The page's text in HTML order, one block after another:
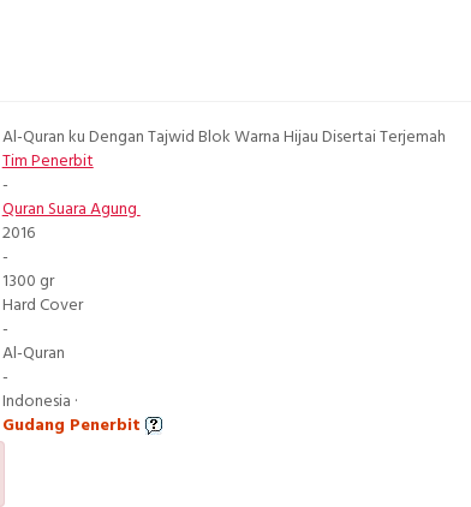
Al-Quran ku Dengan Tajwid Blok Warna Hijau Disertai Terjemah
Tim Penerbit
-
Quran Suara Agung
2016
-
1300 gr
Hard Cover
-
Al-Quran
-
Indonesia ·
Gudang Penerbit